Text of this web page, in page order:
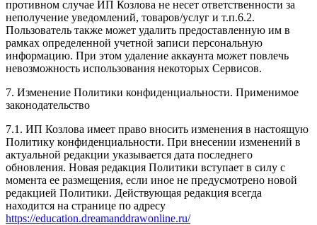
противном случае ИП Козлова не несет ответственности за
неполучение уведомлений, товаров/услуг и т.п.6.2.
Пользователь также может удалить предоставленную им в
рамках определенной учетной записи персональную
информацию. При этом удаление аккаунта может повлечь
невозможность использования некоторых Сервисов.
7. Изменение Политики конфиденциальности. Применимое
законодательство
7.1. ИП Козлова имеет право вносить изменения в настоящую
Политику конфиденциальности. При внесении изменений в
актуальной редакции указывается дата последнего
обновления. Новая редакция Политики вступает в силу с
момента ее размещения, если иное не предусмотрено новой
редакцией Политики. Действующая редакция всегда
находится на странице по адресу
https://education.dreamanddrawonline.ru/